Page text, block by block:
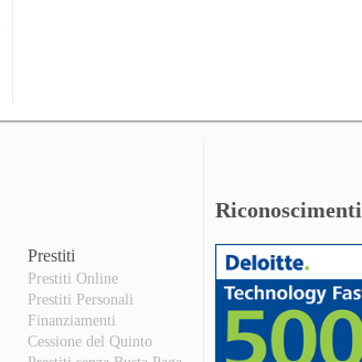
Prestiti
Prestiti Online
Prestiti Personali
Finanziamenti
Cessione del Quinto
Riconoscimenti